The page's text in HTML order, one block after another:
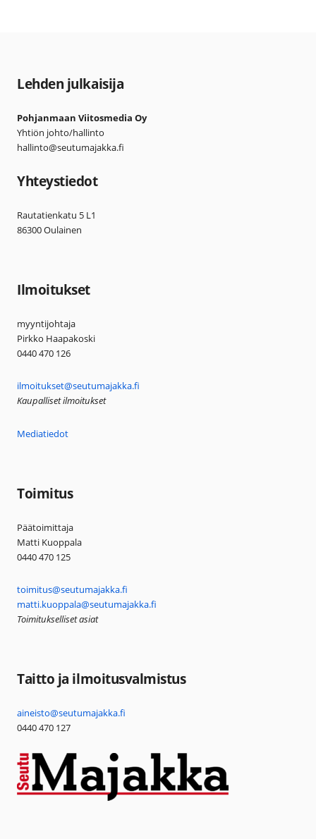
Lehden julkaisija
Pohjanmaan Viitosmedia Oy
Yhtiön johto/hallinto
hallinto@seutumajakka.fi
Yhteystiedot
Rautatienkatu 5 L1
86300 Oulainen
Ilmoitukset
myyntijohtaja
Pirkko Haapakoski
0440 470 126
ilmoitukset@seutumajakka.fi
Kaupalliset ilmoitukset
Mediatiedot
Toimitus
Päätoimittaja
Matti Kuoppala
0440 470 125
toimitus@seutumajakka.fi
matti.kuoppala@seutumajakka.fi
Toimitukselliset asiat
Taitto ja ilmoitusvalmistus
aineisto@seutumajakka.fi
0440 470 127